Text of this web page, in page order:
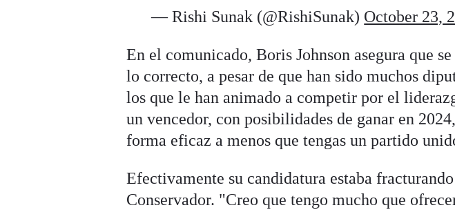
— Rishi Sunak (@RishiSunak) October 23,
En el comunicado, Boris Johnson asegura que
lo correcto, a pesar de que han sido muchos
los que le han animado a competir por el
un vencedor, con posibilidades de ganar en
forma eficaz a menos que tengas un partido
Efectivamente su candidatura estaba
Conservador. "Creo que tengo mucho que